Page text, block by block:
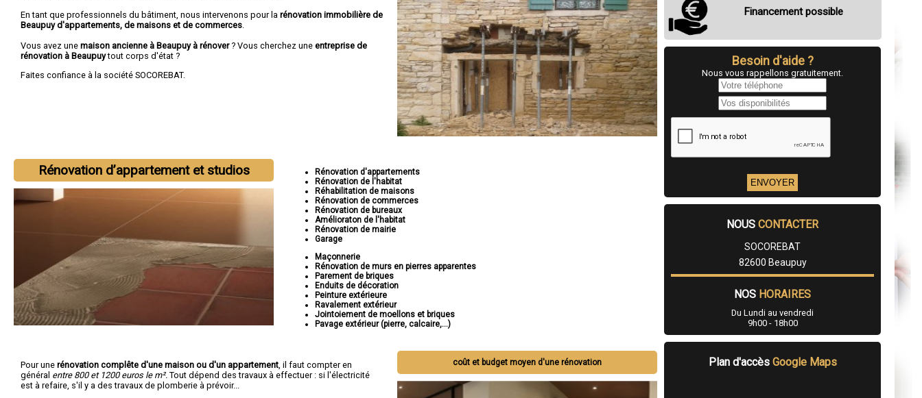
En tant que professionnels du bâtiment, nous intervenons pour la rénovation immobilière de
Beaupuy d'appartements, de maisons et de commerces
Vous avez une maison ancienne à Beaupuy à rénover? Vous cherchez une entreprise de
rénovation à Beaupuytout corps d'état ?
Faites confiance à la société SOCOREBAT.
Rénovation d’appartement et studios
Rénovation d'appartements
Rénovation de l'habitat
Réhabilitation de maisons
Rénovation de commerces
Rénovation de bureaux
Amélioraton de l'habitat
Rénovation de mairie
Garage
Maçonnerie
Rénovation de murs en pierres apparentes
Parement de briques
Enduits de décoration
Peinture extérieure
Ravalement extérieur
Jointoiement de moellons et briques
Pavage extérieur (pierre, calcaire,...)
coût et budget moyen d'une rénovation
Pour une rénovation complête d'une maison ou d'un appartement , il faut compter en
général entre 800 et 1200 euros le m². Tout dépend des travaux à effectuer : si l'électricité
est à refaire, s'il y a des travaux de plomberie à prévoir...
Financement possible
Besoin d'aide ?
Nous vous rappellons gratuitement.
NOUS CONTACTER
SOCOREBAT
82600 Beaupuy
NOS HORAIRES
Du Lundi au vendredi
9h00 - 18h00
Plan d'accès Google Maps